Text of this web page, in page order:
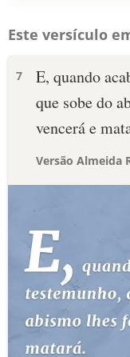
Este versículo
7
E, quando
que sobe do
vencerá e
Versão Almeida